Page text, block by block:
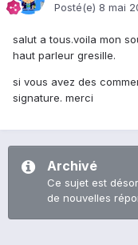
Posté(e) 8 mai
salut a tous.voila mon
haut parleur gresille.
si vous avez des
signature. merci
Archivé
Ce sujet est
de nouvelles